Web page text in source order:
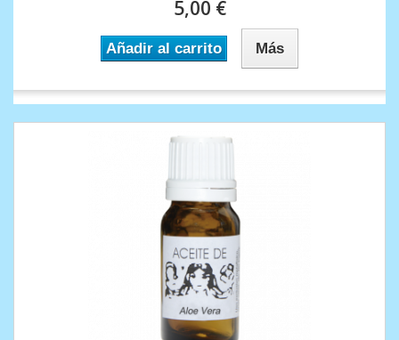
5,00 €
Añadir al carrito Más